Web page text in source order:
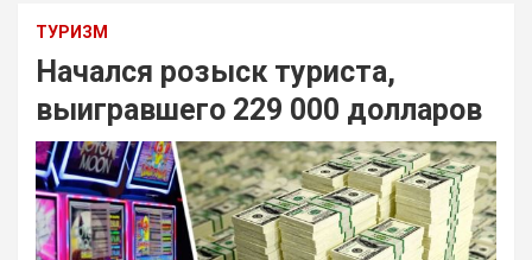
ТУРИЗМ
Начался розыск туриста,
выигравшего 229 000 долларов